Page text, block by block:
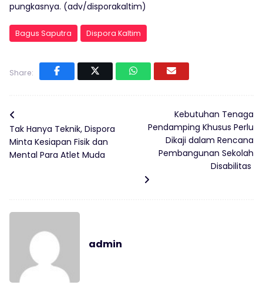
pungkasnya. (adv/disporakaltim)
Bagus Saputra Dispora Kaltim
Share:
Tak Hanya Teknik, Dispora
Minta Kesiapan Fisik dan
Mental Para Atlet Muda
Kebutuhan Tenaga
Pendamping Khusus Perlu
Dikaji dalam Rencana
Pembangunan Sekolah
Disabilitas
admin